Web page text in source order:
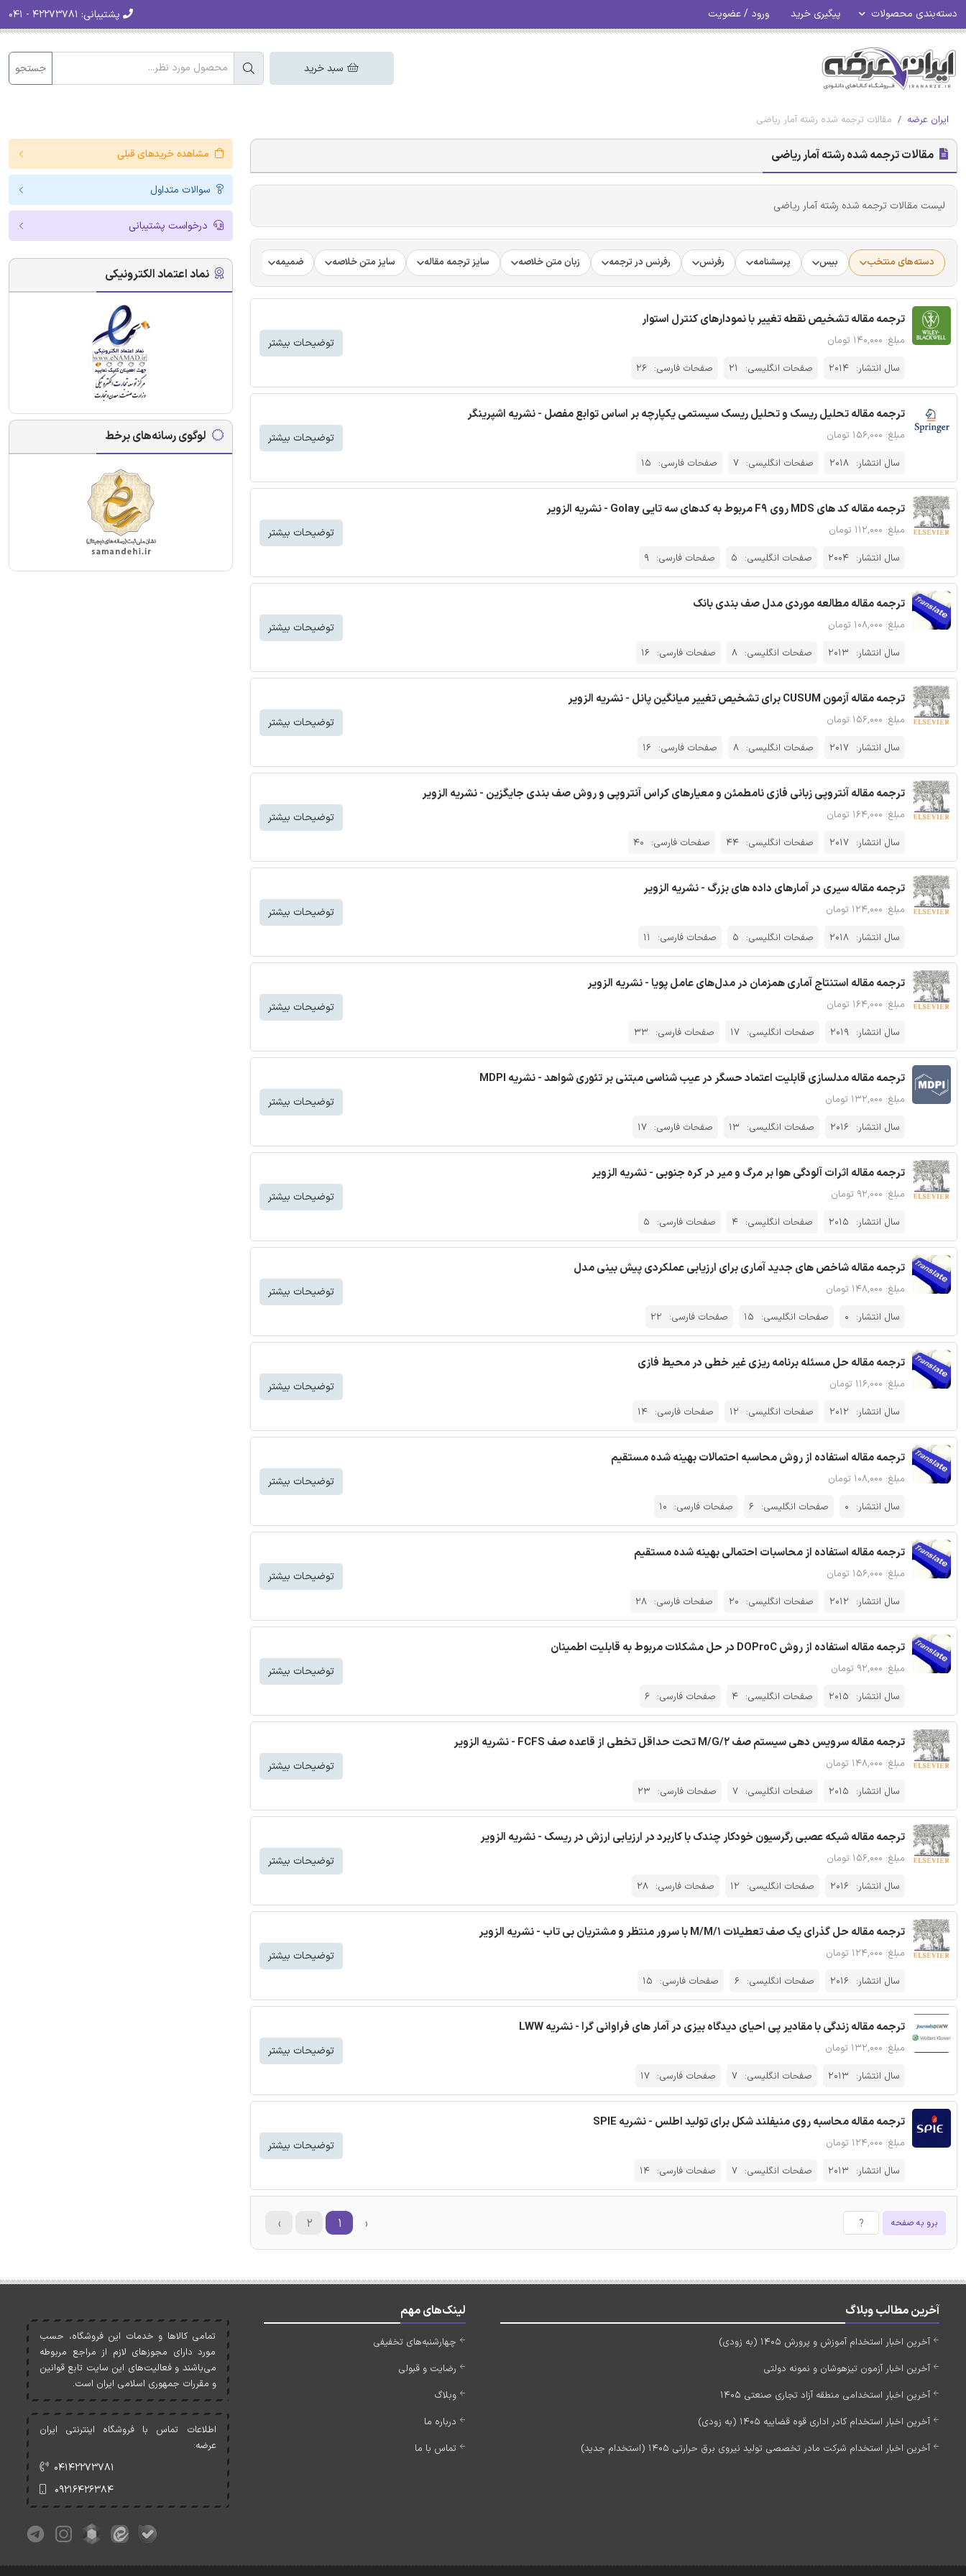
دسته‌بندی محصولات پیگیری خرید ورود / عضویت پشتیبانی:
سبد خرید جستجو
ایران عرضه مقالات ترجمه شده رشته آمار ریاضی
مقالات ترجمه شده رشته آمار ریاضی
لیست مقالات ترجمه شده رشته آمار ریاضی
دسته‌های منتخب بیس پرسشنامه رفرنس رفرنس در ترجمه زبان متن خلاصه سایز ترجمه مقاله سایز متن خلاصه ضمیمه فرضیه فرمت ترجمه مقاله فرمت مقاله انگلیسی
ترجمه مقاله تشخیص نقطه تغییر با نمودارهای کنترل استوار
مبلغ: ۱۴۰,۰۰۰ تومان
سال انتشار: 2014 صفحات انگلیسی: 21 صفحات فارسی: 26
توضیحات بیشتر
ترجمه مقاله تحلیل ریسک و تحلیل ریسک سیستمی یکپارچه بر اساس توابع مفصل - نشریه اشپرینگر
مبلغ: ۱۵۶,۰۰۰ تومان
سال انتشار: 2018 صفحات انگلیسی: 7 صفحات فارسی: 15
توضیحات بیشتر
ترجمه مقاله کد های MDS روی F9 مربوط به کدهای سه تایی Golay - نشریه الزویر
مبلغ: ۱۱۲,۰۰۰ تومان
سال انتشار: 2004 صفحات انگلیسی: 5 صفحات فارسی: 9
توضیحات بیشتر
ترجمه مقاله مطالعه موردی مدل صف بندی بانک
مبلغ: ۱۰۸,۰۰۰ تومان
سال انتشار: 2013 صفحات انگلیسی: 8 صفحات فارسی: 16
توضیحات بیشتر
ترجمه مقاله آزمون CUSUM برای تشخیص تغییر میانگین پانل - نشریه الزویر
مبلغ: ۱۵۶,۰۰۰ تومان
سال انتشار: 2017 صفحات انگلیسی: 8 صفحات فارسی: 16
توضیحات بیشتر
ترجمه مقاله آنتروپی زبانی فازی نامطمئن و معیارهای کراس آنتروپی و روش صف بندی جایگزین - نشریه الزویر
مبلغ: ۱۶۴,۰۰۰ تومان
سال انتشار: 2017 صفحات انگلیسی: 44 صفحات فارسی: 40
توضیحات بیشتر
ترجمه مقاله سیری در آمارهای داده های بزرگ - نشریه الزویر
مبلغ: ۱۲۴,۰۰۰ تومان
سال انتشار: 2018 صفحات انگلیسی: 5 صفحات فارسی: 11
توضیحات بیشتر
ترجمه مقاله استنتاج آماری همزمان در مدل‌های عامل پویا - نشریه الزویر
مبلغ: ۱۶۴,۰۰۰ تومان
سال انتشار: 2019 صفحات انگلیسی: 17 صفحات فارسی: 33
توضیحات بیشتر
ترجمه مقاله مدلسازی قابلیت اعتماد حسگر در عیب شناسی مبتنی بر تئوری شواهد - نشریه MDPI
مبلغ: ۱۳۲,۰۰۰ تومان
سال انتشار: 2016 صفحات انگلیسی: 13 صفحات فارسی: 17
توضیحات بیشتر
ترجمه مقاله اثرات آلودگی هوا بر مرگ و میر در کره جنوبی - نشریه الزویر
مبلغ: ۹۲,۰۰۰ تومان
سال انتشار: 2015 صفحات انگلیسی: 4 صفحات فارسی: 5
توضیحات بیشتر
ترجمه مقاله شاخص های جدید آماری برای ارزیابی عملکردی پیش بینی مدل
مبلغ: ۱۴۸,۰۰۰ تومان
سال انتشار: 0 صفحات انگلیسی: 15 صفحات فارسی: 22
توضیحات بیشتر
ترجمه مقاله حل مسئله برنامه ریزی غیر خطی در محیط فازی
مبلغ: ۱۱۶,۰۰۰ تومان
سال انتشار: 2012 صفحات انگلیسی: 12 صفحات فارسی: 14
توضیحات بیشتر
ترجمه مقاله استفاده از روش محاسبه احتمالات بهینه شده مستقیم
مبلغ: ۱۰۸,۰۰۰ تومان
سال انتشار: 0 صفحات انگلیسی: 6 صفحات فارسی: 10
توضیحات بیشتر
ترجمه مقاله استفاده از محاسبات احتمالی بهینه شده مستقیم
مبلغ: ۱۵۶,۰۰۰ تومان
سال انتشار: 2012 صفحات انگلیسی: 20 صفحات فارسی: 28
توضیحات بیشتر
ترجمه مقاله استفاده از روش DOProC در حل مشکلات مربوط به قابلیت اطمینان
مبلغ: ۹۲,۰۰۰ تومان
سال انتشار: 2015 صفحات انگلیسی: 4 صفحات فارسی: 6
توضیحات بیشتر
ترجمه مقاله سرویس دهی سیستم صف M/G/2 تحت حداقل تخطی از قاعده صف FCFS - نشریه الزویر
مبلغ: ۱۴۸,۰۰۰ تومان
سال انتشار: 2015 صفحات انگلیسی: 7 صفحات فارسی: 23
توضیحات بیشتر
ترجمه مقاله شبکه‌ عصبی رگرسیون خودکار چندک با کاربرد در ارزیابی ارزش در ریسک - نشریه الزویر
مبلغ: ۱۵۶,۰۰۰ تومان
سال انتشار: 2016 صفحات انگلیسی: 12 صفحات فارسی: 28
توضیحات بیشتر
ترجمه مقاله حل گذرای یک صف تعطیلات M/M/1 با سرور منتظر و مشتریان بی تاب - نشریه الزویر
مبلغ: ۱۲۴,۰۰۰ تومان
سال انتشار: 2016 صفحات انگلیسی: 6 صفحات فارسی: 15
توضیحات بیشتر
ترجمه مقاله زندگی با مقادیر پی احیای دیدگاه بیزی در آمار های فراوانی گرا - نشریه LWW
مبلغ: ۱۳۲,۰۰۰ تومان
سال انتشار: 2013 صفحات انگلیسی: 7 صفحات فارسی: 17
توضیحات بیشتر
ترجمه مقاله محاسبه‌ روی منیفلند شکل برای تولید اطلس - نشریه SPIE
مبلغ: ۱۲۴,۰۰۰ تومان
سال انتشار: 2013 صفحات انگلیسی: 7 صفحات فارسی: 14
توضیحات بیشتر
برو به صفحه ‹ ۱ ۲ ›
مشاهده خریدهای قبلی
سوالات متداول
درخواست پشتیبانی
نماد اعتماد الکترونیکی
لوگوی رسانه‌های برخط
آخرین مطالب وبلاگ
آخرین اخبار استخدام آموزش و پرورش 1405 (به زودی)
آخرین اخبار آزمون تیزهوشان و نمونه دولتی
آخرین اخبار استخدامی منطقه آزاد تجاری صنعتی 1405
آخرین اخبار استخدام کادر اداری قوه قضاییه 1405 (به زودی)
آخرین اخبار استخدام شرکت مادر تخصصی تولید نیروی برق حرارتی 1405 (استخدام جدید)
لینک‌های مهم
چهارشنبه‌های تخفیفی
رضایت و قبولی
وبلاگ
درباره ما
تماس با ما
تمامی کالاها و خدمات اين فروشگاه، حسب
مورد دارای مجوزهای لازم از مراجع مربوطه
می‌باشند و فعاليت‌های اين سايت تابع قوانين
و مقررات جمهوری اسلامی ايران است.
اطلاعات تماس با فروشگاه اینترنتی ایران
عرضه:
۰۴۱۴۲۲۷۳۷۸۱
۰۹۲۱۶۴۲۶۳۸۴